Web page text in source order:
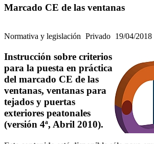
Marcado CE de las ventanas
Normativa y legislación Privado 19/04/2018
Instrucción sobre criterios
para la puesta en práctica
del marcado CE de las
ventanas, ventanas para
tejados y puertas
exteriores peatonales
(versión 4ª, Abril 2010).